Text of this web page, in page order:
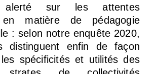
alerté sur les attentes
en matière de pédagogie
: selon notre enquête 2020,
distinguent enfin de façon
spécificités et utilités des